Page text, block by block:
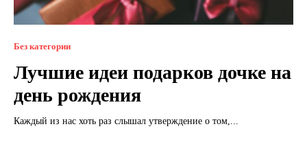
Без категории
Лучшие идеи подарков дочке на
день рождения
Каждый из нас хоть раз слышал утверждение о том,...